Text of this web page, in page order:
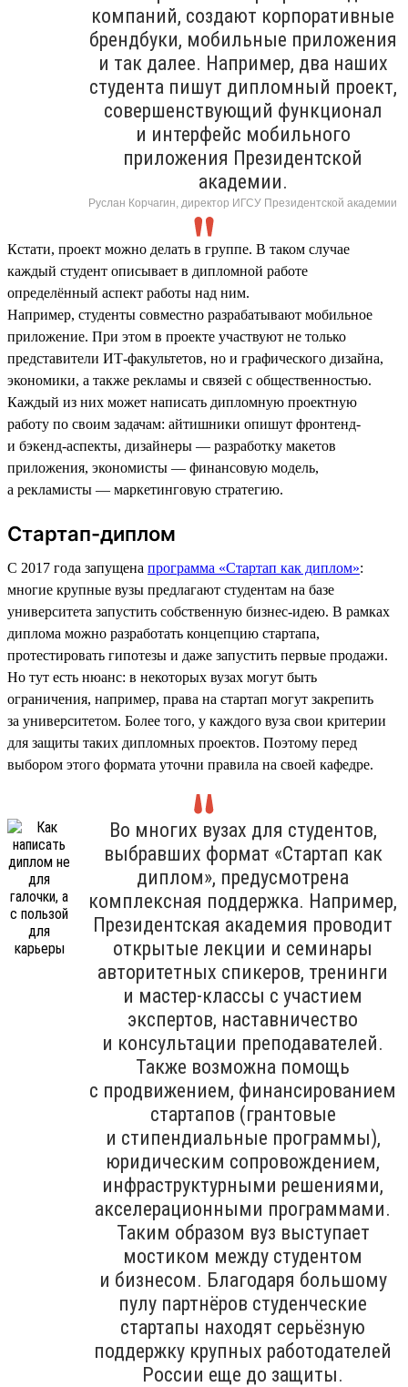
компаний, создают корпоративные
брендбуки, мобильные приложения
и так далее. Например, два наших
студента пишут дипломный проект,
совершенствующий функционал
и интерфейс мобильного
приложения Президентской
академии.
Руслан Корчагин, директор ИГСУ Президентской академии
Кстати, проект можно делать в группе. В таком случае
каждый студент описывает в дипломной работе
определённый аспект работы над ним.
Например, студенты совместно разрабатывают мобильное
приложение. При этом в проекте участвуют не только
представители ИТ-факультетов, но и графического дизайна,
экономики, а также рекламы и связей с общественностью.
Каждый из них может написать дипломную проектную
работу по своим задачам: айтишники опишут фронтенд-
и бэкенд-аспекты, дизайнеры — разработку макетов
приложения, экономисты — финансовую модель,
а рекламисты — маркетинговую стратегию.
Стартап-диплом
С 2017 года запущена программа «Стартап как диплом»:
многие крупные вузы предлагают студентам на базе
университета запустить собственную бизнес-идею. В рамках
диплома можно разработать концепцию стартапа,
протестировать гипотезы и даже запустить первые продажи.
Но тут есть нюанс: в некоторых вузах могут быть
ограничения, например, права на стартап могут закрепить
за университетом. Более того, у каждого вуза свои критерии
для защиты таких дипломных проектов. Поэтому перед
выбором этого формата уточни правила на своей кафедре.
Во многих вузах для студентов,
выбравших формат «Стартап как
диплом», предусмотрена
комплексная поддержка. Например,
Президентская академия проводит
открытые лекции и семинары
авторитетных спикеров, тренинги
и мастер-классы с участием
экспертов, наставничество
и консультации преподавателей.
Также возможна помощь
с продвижением, финансированием
стартапов (грантовые
и стипендиальные программы),
юридическим сопровождением,
инфраструктурными решениями,
акселерационными программами.
Таким образом вуз выступает
мостиком между студентом
и бизнесом. Благодаря большому
пулу партнёров студенческие
стартапы находят серьёзную
поддержку крупных работодателей
России еще до защиты.